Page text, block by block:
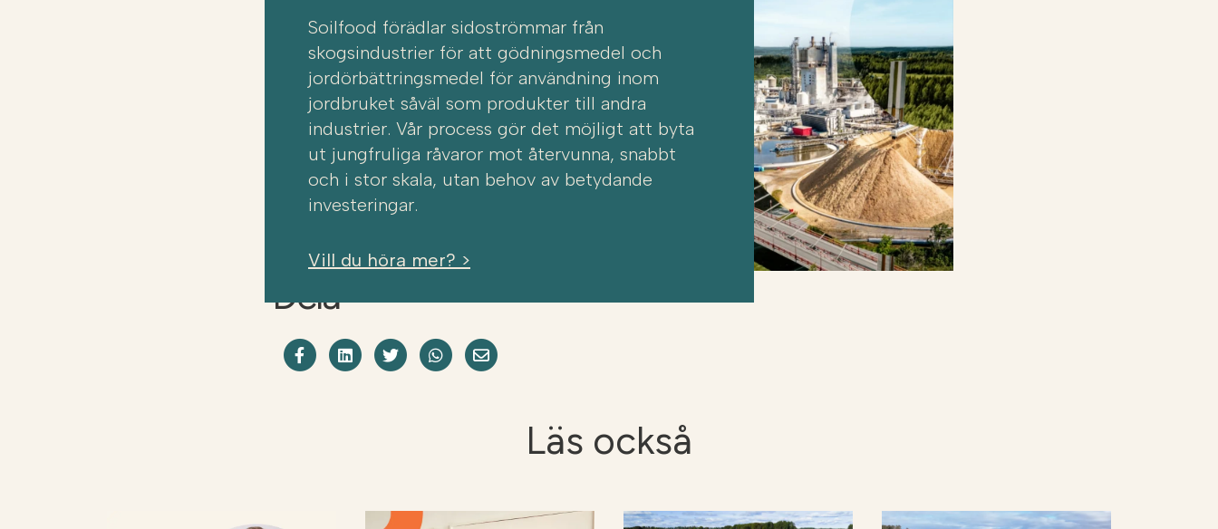
Soilfood förädlar sidoströmmar från
skogsindustrier för att gödningsmedel och
jordörbättringsmedel för användning inom
jordbruket såväl som produkter till andra
industrier. Vår process gör det möjligt att byta
ut jungfruliga råvaror mot återvunna, snabbt
och i stor skala, utan behov av betydande
investeringar.
Vill du höra mer? >
Dela
Dela på Facebook
Share on LinkedIn
Dela på Twitter
Dela på WhatsApp
Läs också